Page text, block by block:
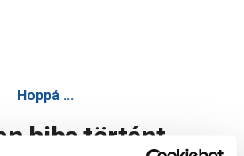
Hoppá ...
hiba történt